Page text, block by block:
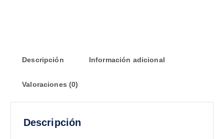
Descripción Información adicional
Valoraciones (0)
Descripción